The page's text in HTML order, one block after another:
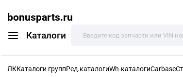
bonusparts.ru
Каталоги
ЛККаталоги группРед.каталогиWh-каталогиCarbase